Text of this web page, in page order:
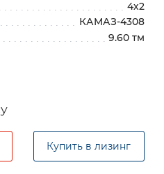
4х2
КАМАЗ-4308
9.60 тм
Купить в лизинг